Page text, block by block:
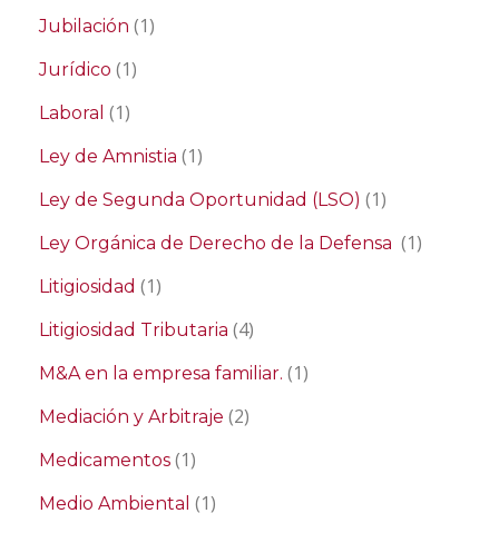
Jubilación (1)
Jurídico (1)
Laboral (1)
Ley de Amnistia (1)
Ley de Segunda Oportunidad (LSO) (1)
Ley Orgánica de Derecho de la Defensa (1)
Litigiosidad (1)
Litigiosidad Tributaria (4)
M&A en la empresa familiar. (1)
Mediación y Arbitraje (2)
Medicamentos (1)
Medio Ambiental (1)